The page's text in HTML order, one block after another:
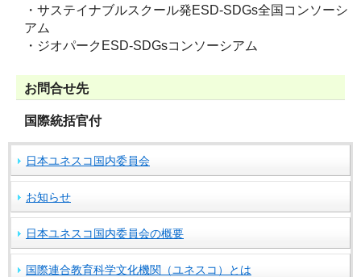
・サステイナブルスクール発ESD-SDGs全国コンソーシ
アム
・ジオパークESD-SDGsコンソーシアム
お問合せ先
国際統括官付
日本ユネスコ国内委員会
お知らせ
日本ユネスコ国内委員会の概要
国際連合教育科学文化機関（ユネスコ）とは